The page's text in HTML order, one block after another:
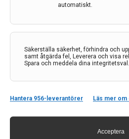
automatiskt.
Säkerställa säkerhet, förhindra och
samt åtgärda fel, Leverera och visa
Spara och meddela dina integritetsval.
Hantera 956-leverantörer Läs mer
Acceptera
för alzheimer på individnivå
Under de senaste åren har såväl
universitet som flera andra